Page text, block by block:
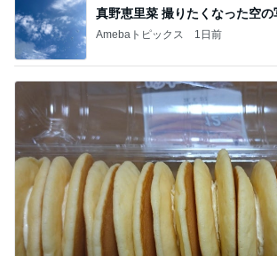
真野恵里菜 撮りたくなった空の
Amebaトピックス 1日前